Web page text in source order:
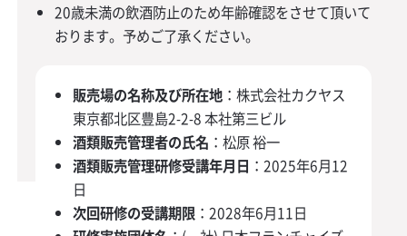
20歳未満の飲酒防止のため年齢確認をさせて頂いて
おります。予めご了承ください。
販売場の名称及び所在地：株式会社カクヤス
東京都北区豊島2-2-8 本社第三ビル
酒類販売管理者の氏名 ：松原 裕一
酒類販売管理研修受講年月日 ：2025年6月12
日
次回研修の受講期限：2028年6月11日